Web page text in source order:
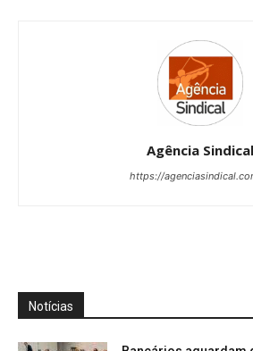
Agência Sindical
https://
Notícias